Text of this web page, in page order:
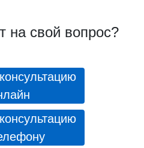
на свой вопрос?